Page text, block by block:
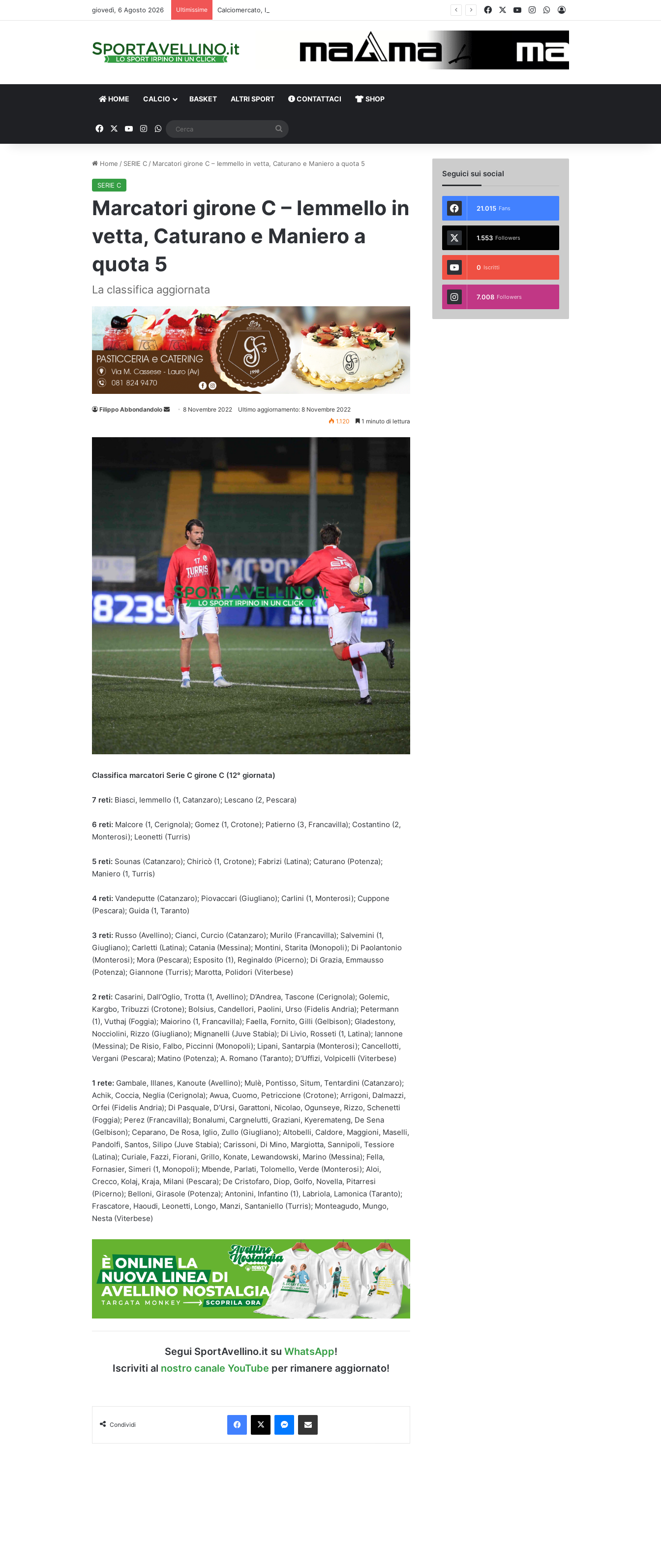
giovedì, 6 Agosto 2026 Ultimissime FacebookYou TubeInstagramWhatsApp
Accedi
HOME CALCIO BASKET ALTRI SPORT CONTATTACI SHOP
FacebookYou TubeInstagram
WhatsApp
Home / SERIE C / Marcatori girone C – Iemmello in vetta, Caturano e Maniero a quota 5
SERIE C
Marcatori girone C – Iemmello in
vetta, Caturano e Maniero a
quota 5
La classifica aggiornata
Filippo Abbondandolo
Invia 8 Novembre 2022
Ultimo aggiornamento: 8 Novembre 2022
1.120
1 minuto di lettura
Classifica marcatori Serie C girone C (12° giornata)
7 reti: Biasci, Iemmello (1, Catanzaro); Lescano (2, Pescara)
6 reti: Malcore (1, Cerignola); Gomez (1, Crotone); Patierno (3, Francavilla); Costantino (2,
Monterosi); Leonetti (Turris)
5 reti: Sounas (Catanzaro); Chiricò (1, Crotone); Fabrizi (Latina); Caturano (Potenza);
Maniero (1, Turris)
4 reti: Vandeputte (Catanzaro); Piovaccari (Giugliano); Carlini (1, Monterosi); Cuppone
(Pescara); Guida (1, Taranto)
3 reti: Russo (Avellino); Cianci, Curcio (Catanzaro); Murilo (Francavilla); Salvemini (1,
Giugliano); Carletti (Latina); Catania (Messina); Montini, Starita (Monopoli); Di Paolantonio
(Monterosi); Mora (Pescara); Esposito (1), Reginaldo (Picerno); Di Grazia, Emmausso
(Potenza); Giannone (Turris); Marotta, Polidori (Viterbese)
2 reti: Casarini, Dall’Oglio, Trotta (1, Avellino); D’Andrea, Tascone (Cerignola); Golemic,
Kargbo, Tribuzzi (Crotone); Bolsius, Candellori, Paolini, Urso (Fidelis Andria); Petermann
(1), Vuthaj (Foggia); Maiorino (1, Francavilla); Faella, Fornito, Gilli (Gelbison); Gladestony,
Nocciolini, Rizzo (Giugliano); Mignanelli (Juve Stabia); Di Livio, Rosseti (1, Latina); Iannone
(Messina); De Risio, Falbo, Piccinni (Monopoli); Lipani, Santarpia (Monterosi); Cancellotti,
Vergani (Pescara); Matino (Potenza); A. Romano (Taranto); D’Uffizi, Volpicelli (Viterbese)
1 rete: Gambale, Illanes, Kanoute (Avellino); Mulè, Pontisso, Situm, Tentardini (Catanzaro);
Achik, Coccia, Neglia (Cerignola); Awua, Cuomo, Petriccione (Crotone); Arrigoni, Dalmazzi,
Orfei (Fidelis Andria); Di Pasquale, D’Ursi, Garattoni, Nicolao, Ogunseye, Rizzo, Schenetti
(Foggia); Perez (Francavilla); Bonalumi, Cargnelutti, Graziani, Kyeremateng, De Sena
(Gelbison); Ceparano, De Rosa, Iglio, Zullo (Giugliano); Altobelli, Caldore, Maggioni, Maselli,
Pandolfi, Santos, Silipo (Juve Stabia); Carissoni, Di Mino, Margiotta, Sannipoli, Tessiore
(Latina); Curiale, Fazzi, Fiorani, Grillo, Konate, Lewandowski, Marino (Messina); Fella,
Fornasier, Simeri (1, Monopoli); Mbende, Parlati, Tolomello, Verde (Monterosi); Aloi,
Crecco, Kolaj, Kraja, Milani (Pescara); De Cristofaro, Diop, Golfo, Novella, Pitarresi
(Picerno); Belloni, Girasole (Potenza); Antonini, Infantino (1), Labriola, Lamonica (Taranto);
Frascatore, Haoudi, Leonetti, Longo, Manzi, Santaniello (Turris); Monteagudo, Mungo,
Nesta (Viterbese)
Segui SportAvellino.it su WhatsApp!
Iscriviti al nostro canale YouTube per rimanere aggiornato!
Condividi
Facebook
X Messenger
Condividi via Email
Seguici sui social
21.015 Fans
1.553 Followers
0 Iscritti
7.008 Followers